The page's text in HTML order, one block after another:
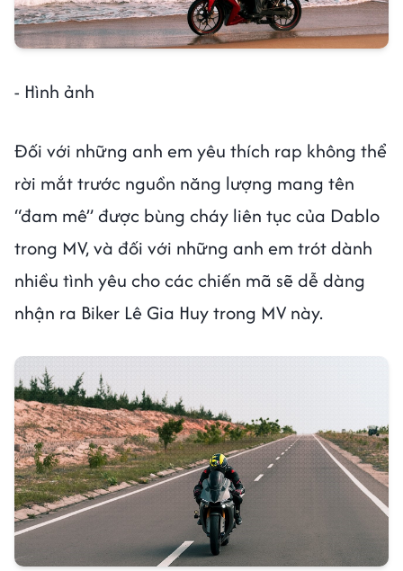
- Hình ảnh
Đối với những anh em yêu thích rap không thể
rời mắt trước nguồn năng lượng mang tên
“đam mê” được bùng cháy liên tục của Dablo
trong MV, và đối với những anh em trót dành
nhiều tình yêu cho các chiến mã sẽ dễ dàng
nhận ra Biker Lê Gia Huy trong MV này.